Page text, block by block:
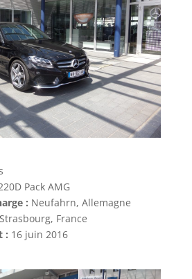
Pack AMG
: Neufahrn, Allemagne
Strasbourg, France
: 16 juin 2016